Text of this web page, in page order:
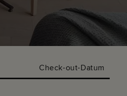
Check-out-Datum